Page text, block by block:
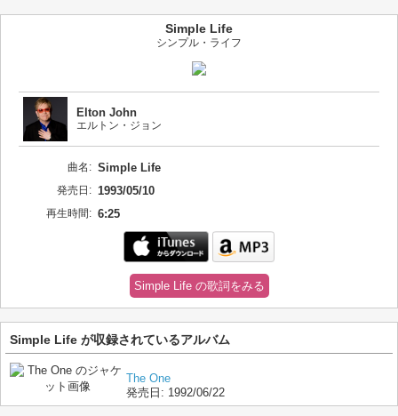
Simple Life
シンプル・ライフ
Elton John
エルトン・ジョン
曲名: Simple Life
発売日: 1993/05/10
再生時間: 6:25
Simple Life の歌詞をみる
Simple Life が収録されているアルバム
The One
発売日: 1992/06/22